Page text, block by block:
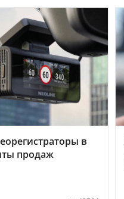
в
продаж